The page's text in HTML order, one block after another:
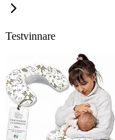
Testvinnare